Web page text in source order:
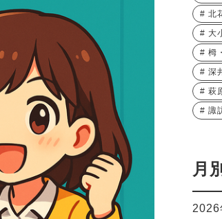
北
大
栂
深
萩
諏
月
2026